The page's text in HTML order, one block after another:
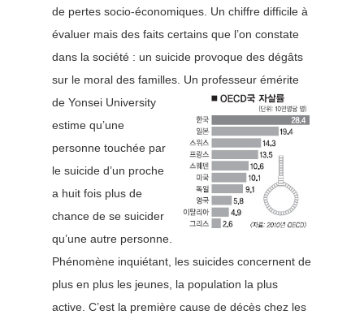
de pertes socio-économiques. Un chiffre difficile à
évaluer mais des faits certains que l’on constate
dans la société : un suicide provoque des dégâts
sur le moral des familles. Un professeur émérite
de Yonsei University
estime qu’une
personne touchée par
le suicide d’un proche
a huit fois plus de
chance de se suicider
qu’une autre personne.
Phénomène inquiétant, les suicides concernent de
plus en plus les jeunes, la population la plus
active. C’est la première cause de décès chez les